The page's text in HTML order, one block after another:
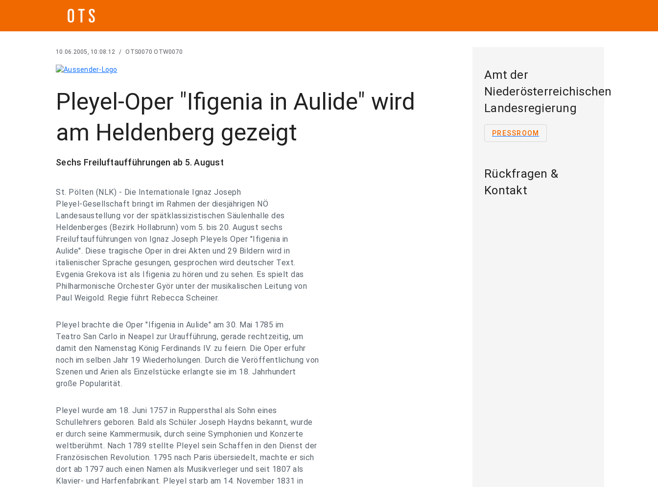
10.06.2005, 10:08:12 / OTS0070 OTW0070
Pleyel-Oper "Ifigenia in Aulide" wird
am Heldenberg gezeigt
Sechs Freiluftaufführungen ab 5. August
St. Pölten (NLK) - Die Internationale Ignaz Joseph
Pleyel-Gesellschaft bringt im Rahmen der diesjährigen NÖ
Landesaustellung vor der spätklassizistischen Säulenhalle des
Heldenberges (Bezirk Hollabrunn) vom 5. bis 20. August sechs
Freiluftaufführungen von Ignaz Joseph Pleyels Oper "Ifigenia in
Aulide". Diese tragische Oper in drei Akten und 29 Bildern wird in
italienischer Sprache gesungen, gesprochen wird deutscher Text.
Evgenia Grekova ist als Ifigenia zu hören und zu sehen. Es spielt das
Philharmonische Orchester Györ unter der musikalischen Leitung von
Paul Weigold. Regie führt Rebecca Scheiner.
Pleyel brachte die Oper "Ifigenia in Aulide" am 30. Mai 1785 im
Teatro San Carlo in Neapel zur Uraufführung, gerade rechtzeitig, um
damit den Namenstag König Ferdinands IV. zu feiern. Die Oper erfuhr
noch im selben Jahr 19 Wiederholungen. Durch die Veröffentlichung von
Szenen und Arien als Einzelstücke erlangte sie im 18. Jahrhundert
große Popularität.
Pleyel wurde am 18. Juni 1757 in Ruppersthal als Sohn eines
Schullehrers geboren. Bald als Schüler Joseph Haydns bekannt, wurde
er durch seine Kammermusik, durch seine Symphonien und Konzerte
weltberühmt. Nach 1789 stellte Pleyel sein Schaffen in den Dienst der
Französischen Revolution. 1795 nach Paris übersiedelt, machte er sich
dort ab 1797 auch einen Namen als Musikverleger und seit 1807 als
Klavier- und Harfenfabrikant. Pleyel starb am 14. November 1831 in
Amt der
Niederösterreichischen
Landesregierung
PRESSROOM
Rückfragen &
Kontakt